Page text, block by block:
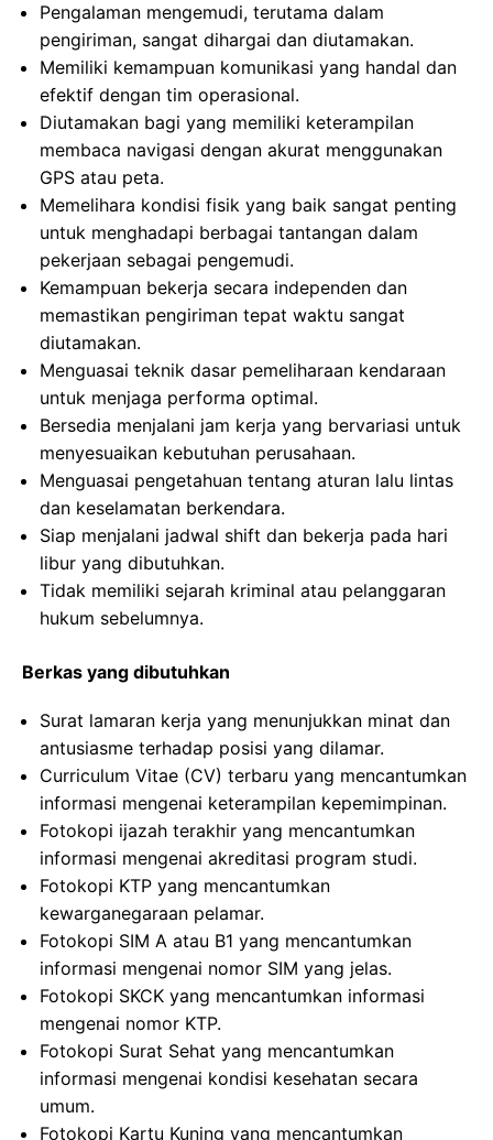
Pengalaman mengemudi, terutama dalam
pengiriman, sangat dihargai dan diutamakan.
Memiliki kemampuan komunikasi yang handal dan
efektif dengan tim operasional.
Diutamakan bagi yang memiliki keterampilan
membaca navigasi dengan akurat menggunakan
GPS atau peta.
Memelihara kondisi fisik yang baik sangat penting
untuk menghadapi berbagai tantangan dalam
pekerjaan sebagai pengemudi.
Kemampuan bekerja secara independen dan
memastikan pengiriman tepat waktu sangat
diutamakan.
Menguasai teknik dasar pemeliharaan kendaraan
untuk menjaga performa optimal.
Bersedia menjalani jam kerja yang bervariasi untuk
menyesuaikan kebutuhan perusahaan.
Menguasai pengetahuan tentang aturan lalu lintas
dan keselamatan berkendara.
Siap menjalani jadwal shift dan bekerja pada hari
libur yang dibutuhkan.
Tidak memiliki sejarah kriminal atau pelanggaran
hukum sebelumnya.
Berkas yang dibutuhkan
Surat lamaran kerja yang menunjukkan minat dan
antusiasme terhadap posisi yang dilamar.
Curriculum Vitae (CV) terbaru yang mencantumkan
informasi mengenai keterampilan kepemimpinan.
Fotokopi ijazah terakhir yang mencantumkan
informasi mengenai akreditasi program studi.
Fotokopi KTP yang mencantumkan
kewarganegaraan pelamar.
Fotokopi SIM A atau B1 yang mencantumkan
informasi mengenai nomor SIM yang jelas.
Fotokopi SKCK yang mencantumkan informasi
mengenai nomor KTP.
Fotokopi Surat Sehat yang mencantumkan
informasi mengenai kondisi kesehatan secara
umum.
Fotokopi Kartu Kuning yang mencantumkan